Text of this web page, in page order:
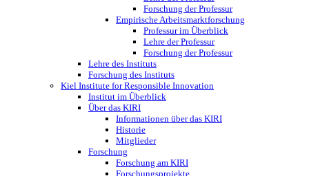
Forschung der Professur
Empirische Arbeitsmarktforschung
Professur im Überblick
Lehre der Professur
Forschung der Professur
Lehre des Instituts
Forschung des Instituts
Kiel Institute for Responsible Innovation
Institut im Überblick
Über das KIRI
Informationen über das KIRI
Historie
Mitglieder
Forschung
Forschung am KIRI
Forschungsprojekte